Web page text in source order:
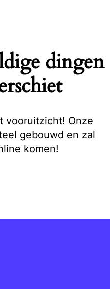
dingen
vooruitzicht! Onze
gebouwd en zal
komen!